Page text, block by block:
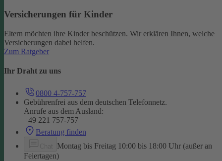
Versicherungen für Kinder
Eltern möchten ihre Kinder beschützen. Wir erklären Ihnen, welche
Versicherungen dabei helfen.
Zum Ratgeber
Ihr Draht zu uns
0800 4-757-757
Gebührenfrei aus dem deutschen Telefonnetz.
Anrufe aus dem Ausland:
+49 221 757-757
Beratung finden
Montag bis Freitag 10:00 bis 18:00 Uhr (außer an
Feiertagen)